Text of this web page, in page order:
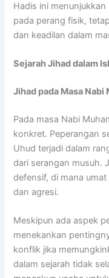
Hadis ini
pada perang fisik,
dan keadilan dalam
Sejarah Jihad dalam
Jihad pada Masa Nabi
Pada masa Nabi
konkret. Peperangan
Uhud terjadi dalam
dari serangan musuh.
defensif, di mana
dan agresi.
Meskipun ada aspek
menekankan
konflik jika
dalam sejarah tidak